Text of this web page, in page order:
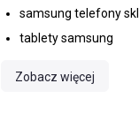
samsung telefony
tablety samsung
Zobacz więcej